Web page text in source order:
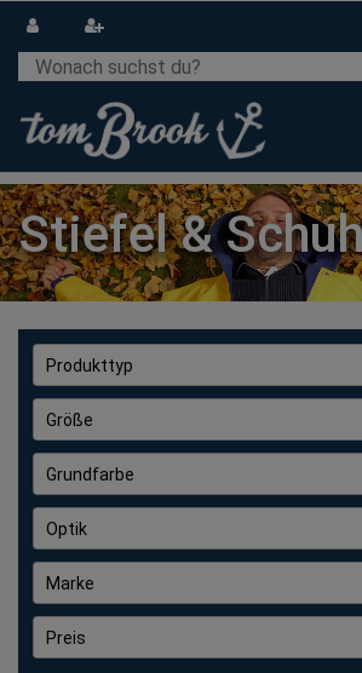
Stiefel &
Produkttyp
Schuhe und Stiefel
Größe
46
One Size
Grundfarbe
Schwarz
Optik
gemustert
mehrfarbig
unifarben
Marke
Bockstiegel
tomBrook
Preis